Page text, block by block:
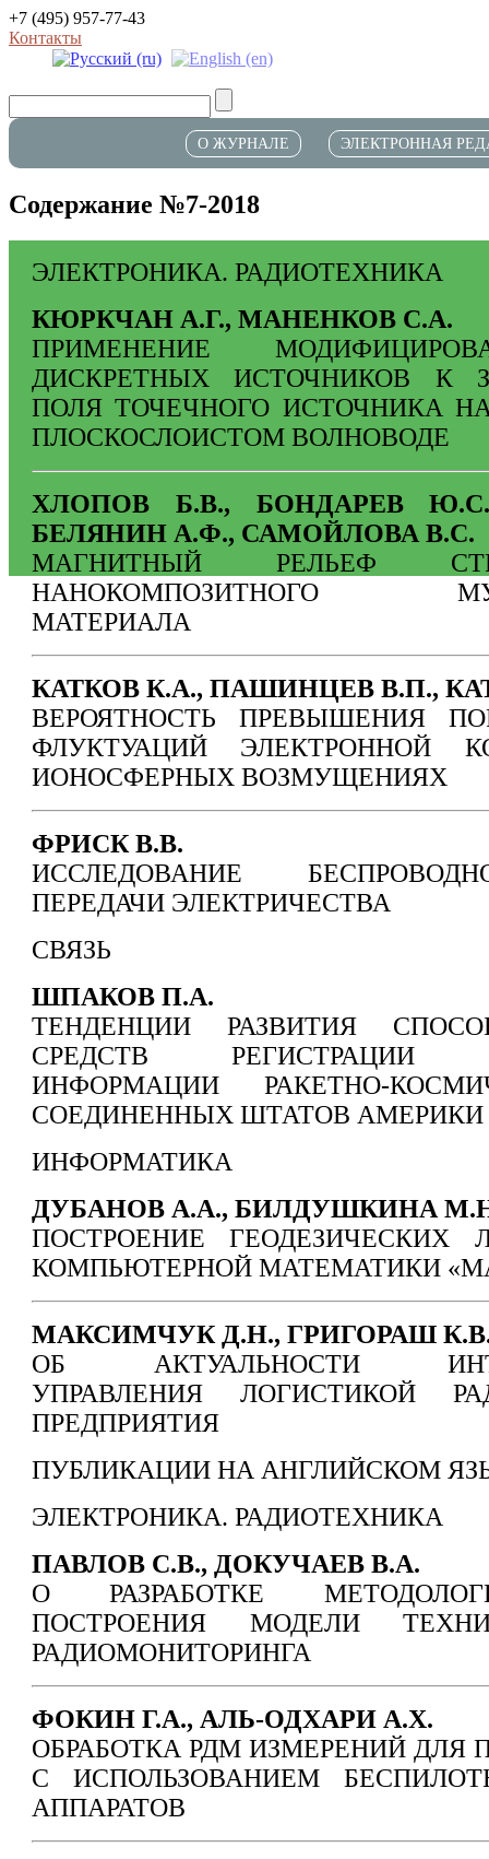
+7 (495) 957-77-43
Контакты
О ЖУРНАЛЕ ЭЛЕКТРОННАЯ
Содержание №7-2018
ЭЛЕКТРОНИКА. РАДИОТЕХНИКА
КЮРКЧАН А.Г., МАНЕНКОВ С.А.
ПРИМЕНЕНИЕ
ДИСКРЕТНЫХ ИСТОЧНИКОВ К
ПОЛЯ ТОЧЕЧНОГО ИСТОЧНИКА
ПЛОСКОСЛОИСТОМ ВОЛНОВОДЕ
ХЛОПОВ Б.В., БОНДАРЕВ
БЕЛЯНИН А.Ф., САМОЙЛОВА В.С.
МАГНИТНЫЙ РЕЛЬЕФ
НАНОКОМПОЗИТНОГО
МАТЕРИАЛА
КАТКОВ К.А., ПАШИНЦЕВ В.П.,
ВЕРОЯТНОСТЬ ПРЕВЫШЕНИЯ
ФЛУКТУАЦИЙ ЭЛЕКТРОННОЙ
ИОНОСФЕРНЫХ ВОЗМУЩЕНИЯХ
ФРИСК В.В.
ИССЛЕДОВАНИЕ
ПЕРЕДАЧИ ЭЛЕКТРИЧЕСТВА
СВЯЗЬ
ШПАКОВ П.А.
ТЕНДЕНЦИИ РАЗВИТИЯ
СРЕДСТВ РЕГИСТРАЦИИ
ИНФОРМАЦИИ РАКЕТНО-
СОЕДИНЕННЫХ ШТАТОВ АМЕРИКИ
ИНФОРМАТИКА
ДУБАНОВ А.А., БИЛДУШКИНА
ПОСТРОЕНИЕ
КОМПЬЮТЕРНОЙ МАТЕМАТИКИ
МАКСИМЧУК Д.Н., ГРИГОРАШ
ОБ АКТУАЛЬНОСТИ
УПРАВЛЕНИЯ ЛОГИСТИКОЙ
ПРЕДПРИЯТИЯ
ПУБЛИКАЦИИ НА АНГЛИЙСКОМ
ЭЛЕКТРОНИКА. РАДИОТЕХНИКА
ПАВЛОВ С.В., ДОКУЧАЕВ В.А.
О РАЗРАБОТКЕ
ПОСТРОЕНИЯ МОДЕЛИ
РАДИОМОНИТОРИНГА
ФОКИН Г.А., АЛЬ-ОДХАРИ А.Х.
ОБРАБОТКА РДМ ИЗМЕРЕНИЙ ДЛЯ
С ИСПОЛЬЗОВАНИЕМ
АППАРАТОВ